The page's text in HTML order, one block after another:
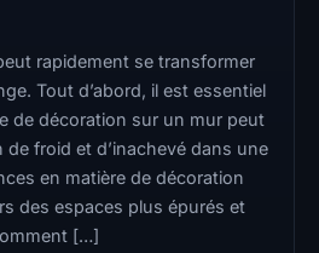
rapidement se transformer
Tout d’abord, il est essentiel
de décoration sur un mur peut
froid et d’inachevé dans une
en matière de décoration
des espaces plus épurés et
[…]